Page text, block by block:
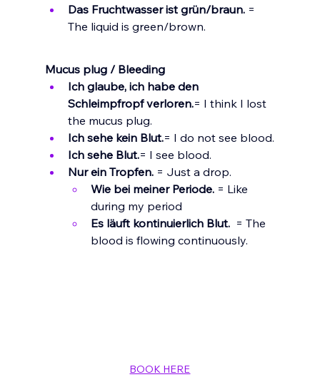
Das Fruchtwasser ist grün/braun. =
The liquid is green/brown.
Mucus plug / Bleeding
Ich glaube, ich habe den
Schleimpfropf verloren.= I think I lost
the mucus plug.
Ich sehe kein Blut.= I do not see blood.
Ich sehe Blut.= I see blood.
Nur ein Tropfen. = Just a drop.
Wie bei meiner Periode. = Like
during my period
Es läuft kontinuierlich Blut. = The
blood is flowing continuously.
BOOK HERE